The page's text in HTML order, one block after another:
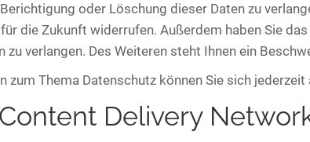
oder Löschung dieser Daten zu
die Zukunft widerrufen. Außerdem haben Sie
zu verlangen. Des Weiteren steht Ihnen ein
zum Thema Datenschutz können Sie sich jederzeit
Delivery